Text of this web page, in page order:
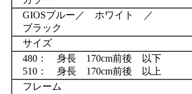
GIOSブルー／ ホワイト ／
ブラック
サイズ
480： 身長 170cm前後 以下
510： 身長 170cm前後 以上
フレーム